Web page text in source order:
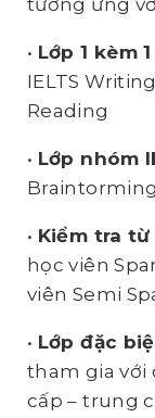
tương ứng
• Lớp 1 kèm
IELTS
Reading
• Lớp nhóm
• Kiểm tra
học viên
viên Semi
• Lớp đặc
tham gia với
cấp – trung